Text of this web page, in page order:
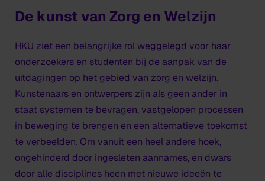
De kunst van Zorg en Welzijn
HKU ziet een belangrijke rol weggelegd voor haar
onderzoekers en studenten bij de aanpak van de
uitdagingen op het gebied van zorg en welzijn.
Kunstenaars en ontwerpers zijn als geen ander in
staat systemen te bevragen, vastgelopen processen
in beweging te brengen en een alternatieve toekomst
te verbeelden. Om vanuit een heel andere hoek,
ongehinderd door ingesleten aannames, en dwars
door alle disciplines heen met nieuwe ideeën te